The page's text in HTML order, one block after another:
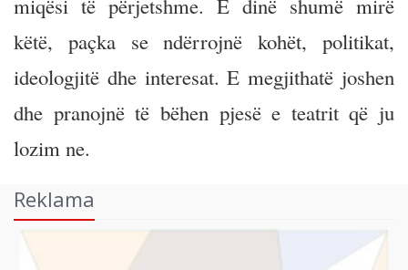
miqësi të përjetshme. E dinë shumë mirë
këtë, paçka se ndërrojnë kohët, politikat,
ideologjitë dhe interesat. E megjithatë joshen
dhe pranojnë të bëhen pjesë e teatrit që ju
lozim ne.
Reklama